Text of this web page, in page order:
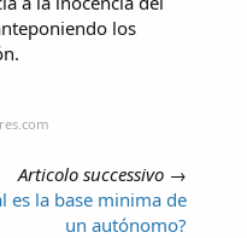
los
Articolo successivo →
es la base minima de
un autónomo?